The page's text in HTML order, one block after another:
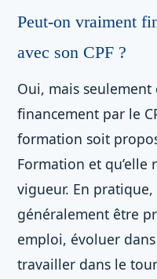
Peut-on vraiment
avec son CPF ?
Oui, mais
financement par le
formation soit
Formation et qu’elle
vigueur. En
généralement être
emploi, évoluer
travailler dans le